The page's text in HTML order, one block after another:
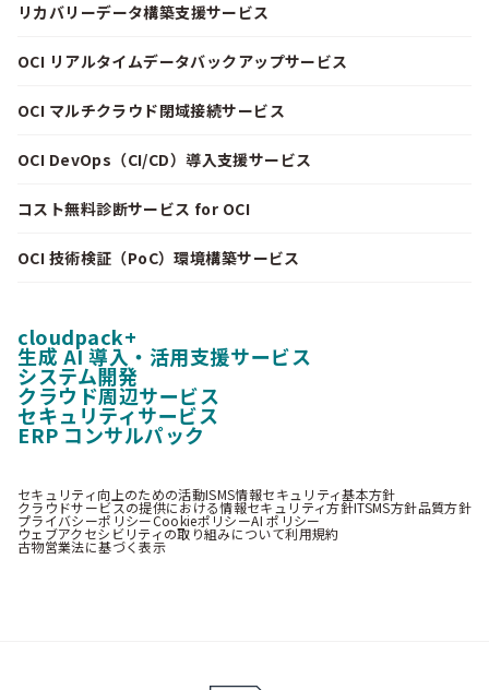
リカバリーデータ構築支援サービス
OCI リアルタイムデータバックアップサービス
OCI マルチクラウド閉域接続サービス
OCI DevOps（CI/CD）導入支援サービス
コスト無料診断サービス for OCI
OCI 技術検証（PoC）環境構築サービス
cloudpack+
生成 AI 導入・活用支援サービス
システム開発
クラウド周辺サービス
セキュリティサービス
ERP コンサルパック
セキュリティ向上のための活動ISMS情報セキュリティ基本方針
クラウドサービスの提供における情報セキュリティ方針ITSMS方針品質方針
プライバシーポリシーCookieポリシーAI ポリシー
ウェブアクセシビリティの取り組みについて利用規約
古物営業法に基づく表示